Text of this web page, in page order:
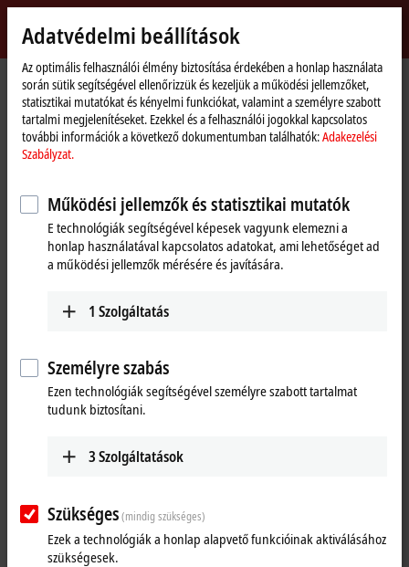
Beckhoff
-
New
Automation
Technology
KezdőlapProducts I/O Bus Terminals KL6xxx | Communication
KL6xxx | Bus Terminals,
Tabular product overview Product finder
The KL6xxx Bus Terminals support complex signals such as digital
subordinate bus systems. The Bus Terminal station thus becomes a
25 items
Loading content ...
Adatvédelmi beállítások
Az optimális felhasználói élmény biztosítása érdekében a honlap használata
során sütik segítségével ellenőrizzük és kezeljük a működési jellemzőket,
statisztikai mutatókat és kényelmi funkciókat, valamint a személyre szabott
tartalmi megjelenítéseket. Ezekkel és a felhasználói jogokkal kapcsolatos
további információk a következő dokumentumban találhatók:Adakezelési
Szabályzat.
Működési jellemzők és statisztikai mutatók
E technológiák segítségével képesek vagyunk elemezni a
honlap használatával kapcsolatos adatokat, ami lehetőséget ad
a működési jellemzők mérésére és javítására.
1 Szolgáltatás
Személyre szabás
Ezen technológiák segítségével személyre szabott tartalmat
tudunk biztosítani.
3Szolgáltatások
Szükséges(mindig szükséges)
Ezek a technológiák a honlap alapvető funkcióinak aktiválásához
szükségesek.